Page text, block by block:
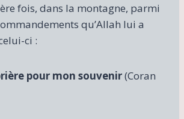
fois, dans la montagne, parmi
qu’Allah lui a
ci :
pour mon souvenir(Coran